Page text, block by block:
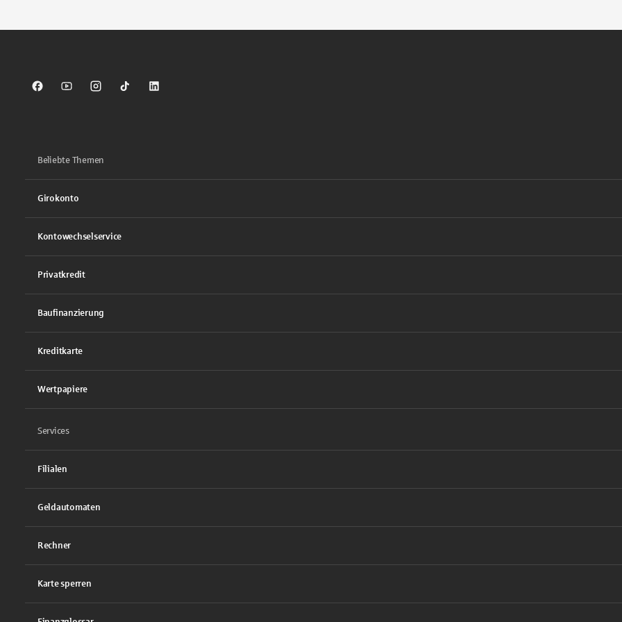
Sparkasse auf Facebook
Sparkasse auf Youtube
Sparkasse auf Instagram
Sparkasse auf TikTok
Sparkasse auf LinkedIn
Beliebte Themen
Girokonto
Kontowechselservice
Privatkredit
Baufinanzierung
Kreditkarte
Wertpapiere
Services
Filialen
Geldautomaten
Rechner
Karte sperren